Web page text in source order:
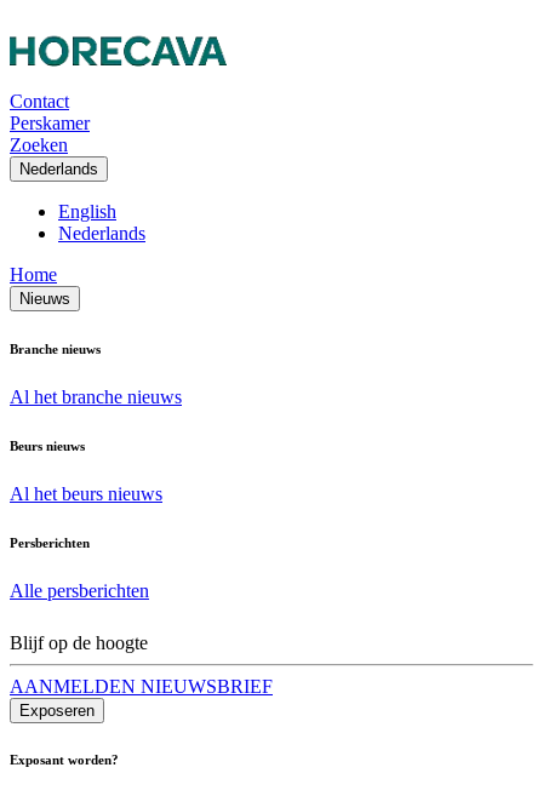
Contact
Perskamer
Zoeken
Nederlands
English
Nederlands
Home
Nieuws
Branche nieuws
Al het branche nieuws
Beurs nieuws
Al het beurs nieuws
Persberichten
Alle persberichten
Blijf op de hoogte
AANMELDEN NIEUWSBRIEF
Exposeren
Exposant worden?